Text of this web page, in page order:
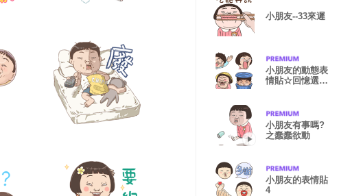
小朋友--33來遲
小朋友的動態表
情貼☆回憶選輯
小朋友有事嗎?
之蠢蠢欲動
小朋友的表情貼
4